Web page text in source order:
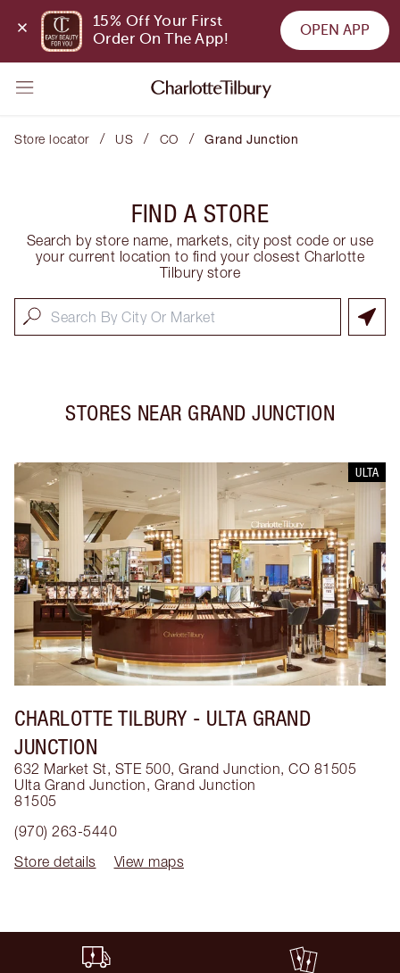
15% Off Your First
Order On The App!
OPEN APP
Store locator / US / CO / Grand Junction
FIND A STORE
Search by store name, markets, city post code or use
your current location to find your closest Charlotte
Tilbury store
STORES NEAR GRAND JUNCTION
ULTA
CHARLOTTE TILBURY - ULTA GRAND
JUNCTION
632 Market St, STE 500, Grand Junction, CO 81505
Ulta Grand Junction, Grand Junction
81505
(970) 263-5440
Store details
View maps